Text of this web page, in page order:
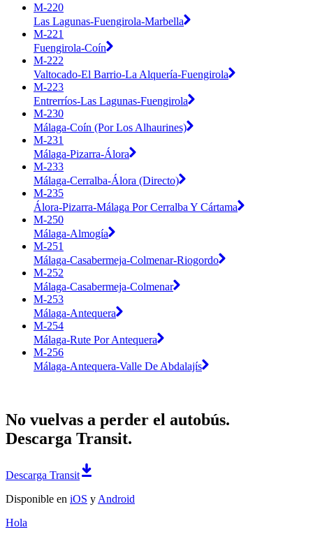
M-220
Las Lagunas-Fuengirola-Marbella
M-221
Fuengirola-Coín
M-222
Valtocado-El Barrio-La Alquería-Fuengirola
M-223
Entrerríos-Las Lagunas-Fuengirola
M-230
Málaga-Coín (Por Los Alhaurines)
M-231
Málaga-Pizarra-Álora
M-233
Málaga-Cerralba-Álora (Directo)
M-235
Álora-Pizarra-Málaga Por Cerralba Y Cártama
M-250
Málaga-Almogía
M-251
Málaga-Casabermeja-Colmenar-Riogordo
M-252
Málaga-Casabermeja-Colmenar
M-253
Málaga-Antequera
M-254
Málaga-Rute Por Antequera
M-256
Málaga-Antequera-Valle De Abdalajís
No vuelvas a perder el autobús.
Descarga Transit.
Descarga Transit
Disponible en iOS y Android
Hola